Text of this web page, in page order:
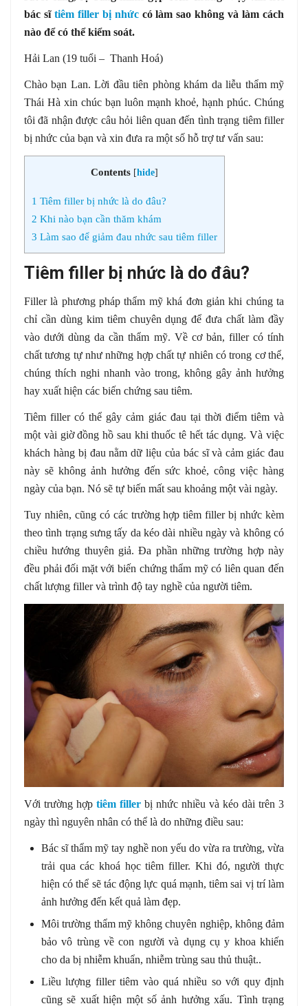
bác sĩ tiêm filler bị nhứccó làm sao không và làm cách
nào để có thể kiểm soát.
Hải Lan (19 tuổi – Thanh Hoá)
Chào bạn Lan. Lời đầu tiên phòng khám da liễu thẩm mỹ
Thái Hà xin chúc bạn luôn mạnh khoẻ, hạnh phúc. Chúng
tôi đã nhận được câu hỏi liên quan đến tình trạng tiêm filler
bị nhức của bạn và xin đưa ra một số hỗ trợ tư vấn sau:
Contents [hide]
1 Tiêm filler bị nhức là do đâu?
2 Khi nào bạn cần thăm khám
3 Làm sao để giảm đau nhức sau tiêm filler
Tiêm filler bị nhức là do đâu?
Filler là phương pháp thẩm mỹ khá đơn giản khi chúng ta
chỉ cần dùng kim tiêm chuyên dụng để đưa chất làm đầy
vào dưới dùng da cần thẩm mỹ. Về cơ bản, filler có tính
chất tương tự như những hợp chất tự nhiên có trong cơ thể,
chúng thích nghi nhanh vào trong, không gây ảnh hưởng
hay xuất hiện các biến chứng sau tiêm.
Tiêm filler có thể gây cảm giác đau tại thời điểm tiêm và
một vài giờ đồng hồ sau khi thuốc tê hết tác dụng. Và việc
khách hàng bị đau nằm dữ liệu của bác sĩ và cảm giác đau
này sẽ không ảnh hưởng đến sức khoẻ, công việc hàng
ngày của bạn. Nó sẽ tự biến mất sau khoảng một vài ngày.
Tuy nhiên, cũng có các trường hợp tiêm filler bị nhức kèm
theo tình trạng sưng tấy da kéo dài nhiều ngày và không có
chiều hướng thuyên giả. Đa phần những trường hợp này
đều phải đối mặt với biến chứng thẩm mỹ có liên quan đến
chất lượng filler và trình độ tay nghề của người tiêm.
Với trường hợp tiêm filler bị nhức nhiều và kéo dài trên 3
ngày thì nguyên nhân có thể là do những điều sau:
Bác sĩ thẩm mỹ tay nghề non yếu do vừa ra trường, vừa
trải qua các khoá học tiêm filler. Khi đó, người thực
hiện có thể sẽ tác động lực quá mạnh, tiêm sai vị trí làm
ảnh hưởng đến kết quả làm đẹp.
Môi trường thẩm mỹ không chuyên nghiệp, không đảm
bảo vô trùng về con người và dụng cụ y khoa khiến
cho da bị nhiễm khuẩn, nhiễm trùng sau thủ thuật..
Liều lượng filler tiêm vào quá nhiều so với quy định
cũng sẽ xuất hiện một số ảnh hưởng xấu. Tình trạng